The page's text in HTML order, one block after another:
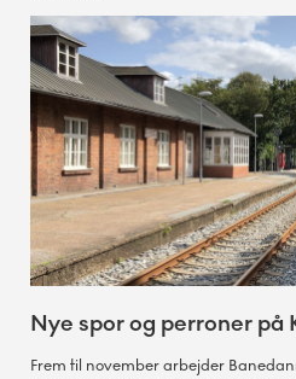
Nye spor og perroner på
Frem til november arbejder